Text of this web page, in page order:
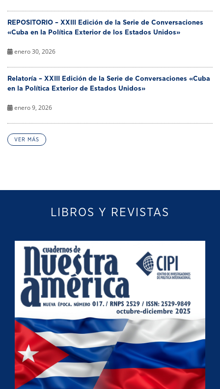
REPOSITORIO – XXIII Edición de la Serie de Conversaciones
«Cuba en la Política Exterior de los Estados Unidos»
enero 30, 2026
Relatoría – XXIII Edición de la Serie de Conversaciones «Cuba
en la Política Exterior de Estados Unidos»
enero 9, 2026
VER MÁS
LIBROS Y REVISTAS